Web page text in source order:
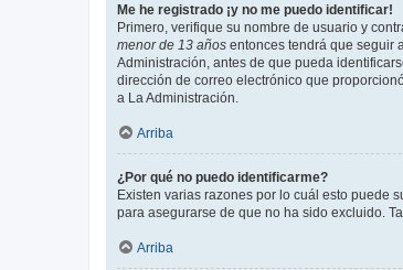
Me he registrado ¡y no me puedo identificar!
Primero, verifique su nombre de usuario y
menor de 13 años entonces tendrá que seguir
Administración, antes de que pueda
dirección de correo electrónico que
a La Administración.
Arriba
¿Por qué no puedo identificarme?
Existen varias razones por lo cuál esto puede
para asegurarse de que no ha sido excluido.
Arriba